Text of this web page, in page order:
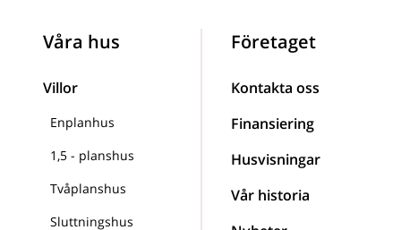
Våra hus
Villor
Enplanhus
1,5 - planshus
Tvåplanshus
Sluttningshus
Företaget
Kontakta oss
Finansiering
Husvisningar
Vår historia